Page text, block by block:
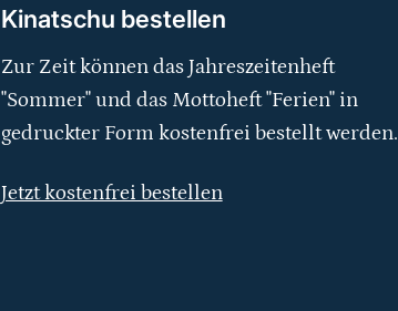
Kinatschu bestellen
Zur Zeit können das Jahreszeitenheft
"Sommer" und das Mottoheft "Ferien" in
gedruckter Form kostenfrei bestellt werden.
Jetzt kostenfrei bestellen